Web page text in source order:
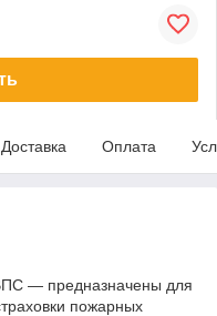
Доставка Оплата
— предназначены для
пожарных